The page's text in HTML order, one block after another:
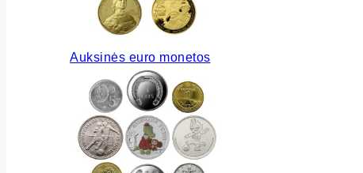
Auksinės euro monetos